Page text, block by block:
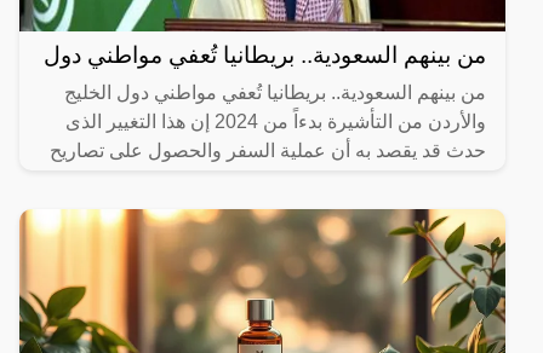
من بينهم السعودية.. بريطانيا تُعفي مواطني دول
من بينهم السعودية.. بريطانيا تُعفي مواطني دول الخليج
والأردن من التأشيرة بدءاً من 2024 إن هذا التغيير الذى
حدث قد يقصد به أن عملية السفر والحصول على تصاريح